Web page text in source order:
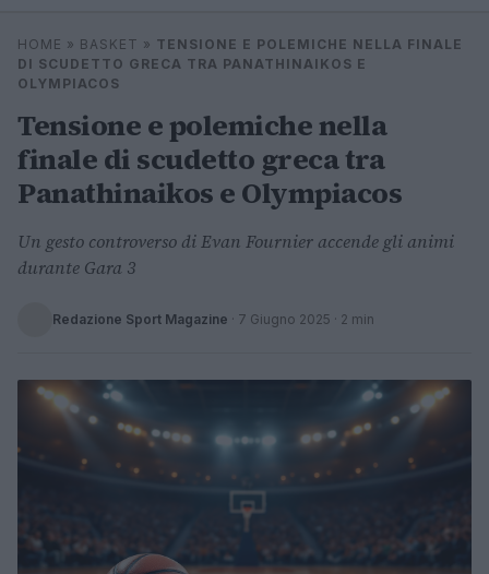
Cerca
⌕ ×
HOME » BASKET » TENSIONE E POLEMICHE NELLA FINALE
DI SCUDETTO GRECA TRA PANATHINAIKOS E
OLYMPIACOS
Tensione e polemiche nella
finale di scudetto greca tra
Panathinaikos e Olympiacos
Un gesto controverso di Evan Fournier accende gli animi
durante Gara 3
Redazione Sport Magazine · 7 Giugno 2025 · 2 min